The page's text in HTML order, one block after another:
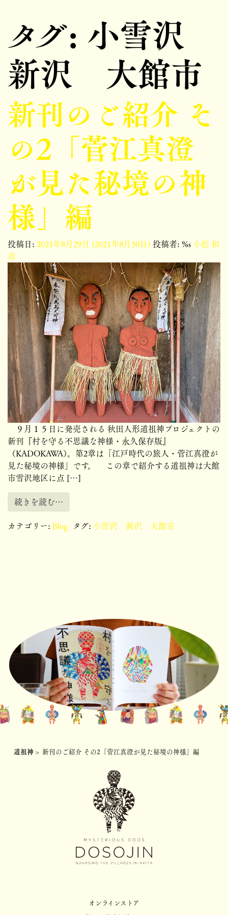
タグ: 小雪沢
新沢 大館市
新刊のご紹介 そ
の2「菅江真澄
が見た秘境の神
様」編
投稿日:2021年8月29日 (2021年8月30日) 投稿者: %s小松 和
彦
９月１５日に発売される 秋田人形道祖神プロジェクトの
新刊『村を守る不思議な神様・永久保存版』
（KADOKAWA）。第2章は「江戸時代の旅人・菅江真澄が
見た秘境の神様」です。 この章で紹介する道祖神は大館
市雪沢地区に点 […]
続きを読む…
カテゴリー:Blog タグ: 小雪沢 新沢 大館市
道祖神 > 新刊のご紹介 その2「菅江真澄が見た秘境の神様」編
オンラインストア